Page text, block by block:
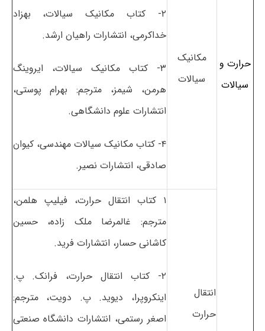
حرارت و
سیالات
مکانیک
سیالات
۲- کتاب مکانیک سیالات، بهزاد
خداکرمی، انتشارات راهیان ارشد.
۳- کتاب مکانیک سیالات، ایروینگ
هرمن، شیمز، مترجم: بهرام پوستی،
انتشارات علوم دانشگاهی.
۴- کتاب مکانیک سیالات مهندسی، کیوان
صادقی، انتشارات نصیر.
انتقال
حرارت
۱ کتاب انتقال حرارت، فیلیپ هلمن،
مترجم: غالمرضا ملک زاده، حسین
کاشانی حسار، انتشارات فرید.
۲- کتاب انتقال حرارت، فرانک. پ.
اینکروپرا، دیوید. پ. دویت، مترجم:
اصغر رستمی، انتشارات دانشگاه صنعتی